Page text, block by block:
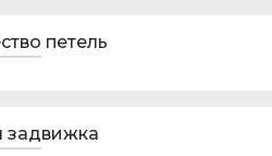
петель
задвижка